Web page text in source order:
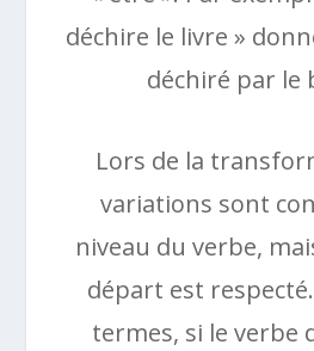
déchire le livre »
déchiré par le
Lors de la
variations sont
niveau du verbe,
départ est
termes, si le verbe